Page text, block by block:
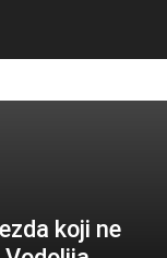
koji ne